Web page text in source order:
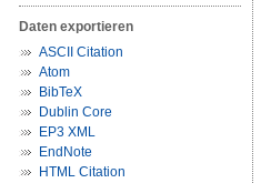
Daten exportieren
ASCII Citation
Atom
BibTeX
Dublin Core
EP3 XML
EndNote
HTML Citation